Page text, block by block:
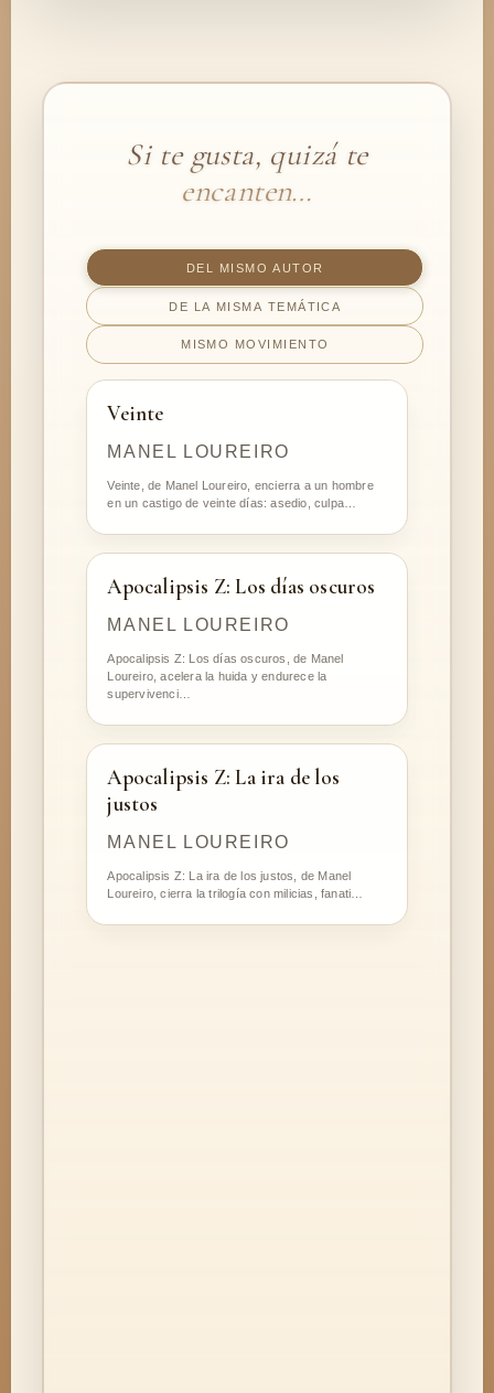
Si te gusta, quizá te
encanten…
DEL MISMO AUTOR
DE LA MISMA TEMÁTICA
MISMO MOVIMIENTO
Veinte
MANEL LOUREIRO
Veinte, de Manel Loureiro, encierra a un hombre
en un castigo de veinte días: asedio, culpa…
Apocalipsis Z: Los días oscuros
MANEL LOUREIRO
Apocalipsis Z: Los días oscuros, de Manel
Loureiro, acelera la huida y endurece la
supervivenci…
Apocalipsis Z: La ira de los
justos
MANEL LOUREIRO
Apocalipsis Z: La ira de los justos, de Manel
Loureiro, cierra la trilogía con milicias, fanati…